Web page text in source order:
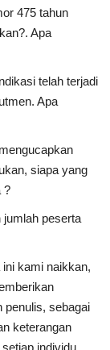
475 tahun
Apa
telah terjadi
Apa
siapa yang
?
jumlah peserta
kami naikkan,
penulis, sebagai
keterangan
individu